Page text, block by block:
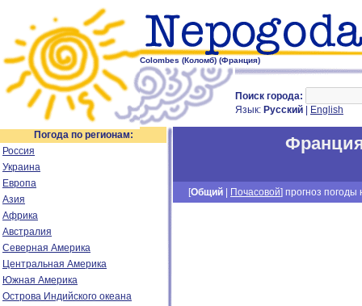
Colombes (Коломб) (Франция)
Поиск города:
Язык: Русский English
Погода по регионам:
Россия
Украина
Европа
Азия
Африка
Австралия
Северная Америка
Центральная Америка
Южная Америка
Острова Индийского океана
[Общий Почасовой] прогноз погоды